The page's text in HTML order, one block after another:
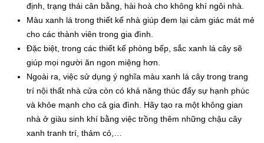
định, trạng thái cân bằng, hài hoà cho không khí ngôi nhà.
Màu xanh lá trong thiết kế nhà giúp đem lại cảm giác mát mẻ
cho các thành viên trong gia đình.
Đặc biệt, trong các thiết kế phòng bếp, sắc xanh lá cây sẽ
giúp mọi người ăn ngon miệng hơn.
Ngoài ra, việc sử dụng ý nghĩa màu xanh lá cây trong trang
trí nội thất nhà cửa còn có khả năng thúc đẩy sự hạnh phúc
và khỏe mạnh cho cả gia đình. Hãy tạo ra một không gian
nhà ở giàu sinh khí bằng việc trồng thêm những chậu cây
xanh tranh trí, thảm cỏ,…